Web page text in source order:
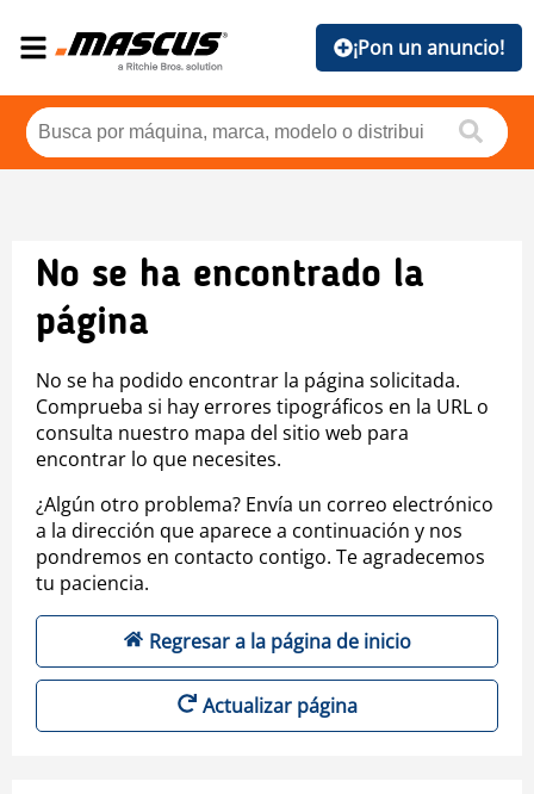
¡Pon un anuncio!
No se ha encontrado la
página
No se ha podido encontrar la página solicitada.
Comprueba si hay errores tipográficos en la URL o
consulta nuestro mapa del sitio web para
encontrar lo que necesites.
¿Algún otro problema? Envía un correo electrónico
a la dirección que aparece a continuación y nos
pondremos en contacto contigo. Te agradecemos
tu paciencia.
Regresar a la página de inicio
Actualizar página